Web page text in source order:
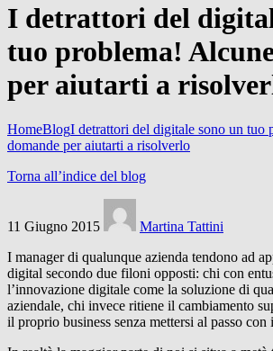
I detrattori del
tuo problema!
per aiutarti a
HomeBlogI detrattori del digitale sono un tuo
domande per aiutarti a risolverlo
Torna all’indice del blog
11 Giugno 2015
Martina Tattini
I manager di qualunque azienda tendono ad
digital secondo due filoni opposti: chi con
l’innovazione digitale come la soluzione di
aziendale, chi invece ritiene il cambiamento
il proprio business senza mettersi al passo con